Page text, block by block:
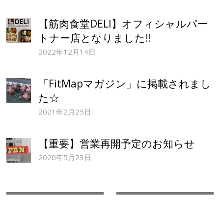
【筋肉食堂DELI】オフィシャルパー
トナー店となりました!!
2022年12月14日
「FitMapマガジン」に掲載されまし
た☆
2021年2月25日
【重要】営業再開予定のお知らせ
2020年5月23日